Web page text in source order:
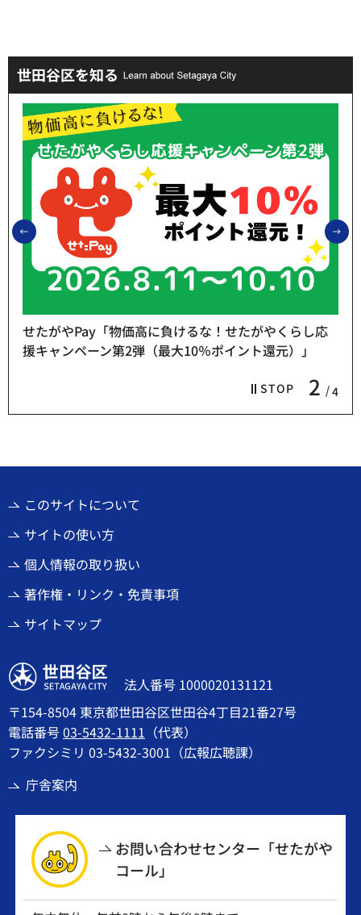
世田谷区を知る
前のスライドを表示
STOP 2 4
せたがやPay「物価高に負けるな！せたがやくらし応
援キャンペーン第2弾（最大10％ポイント還元）」
このサイトについて
サイトの使い方
個人情報の取り扱い
著作権・リンク・免責事項
サイトマップ
世田谷区
法人番号 1000020131121
〒154-8504 東京都世田谷区世田谷4丁目21番27号
電話番号03-5432-1111 （代表）
ファクシミリ 03-5432-3001（広報広聴課）
庁舎案内
お問い合わせセンター「せたがや
コール」